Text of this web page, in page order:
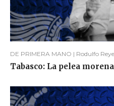
DE PRIMERA MANO | Rodulfo
Tabasco: La pelea